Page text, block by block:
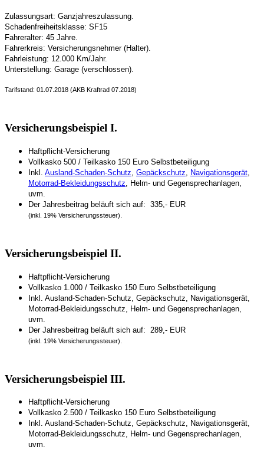
Zulassungsart: Ganzjahreszulassung.
Schadenfreiheitsklasse: SF15
Fahreralter: 45 Jahre.
Fahrerkreis: Versicherungsnehmer (Halter).
Fahrleistung: 12.000 Km/Jahr.
Unterstellung: Garage (verschlossen).
Tarifstand: 01.07.2018 (AKB Kraftrad 07.2018)
Versicherungsbeispiel I.
Haftpflicht-Versicherung
Vollkasko 500 / Teilkasko 150 Euro Selbstbeteiligung
Inkl. Ausland-Schaden-Schutz Gepäckschutz Navigationsgerät
Motorrad-Bekleidungsschutz , Helm- und Gegensprechanlagen,
uvm.
Der Jahresbeitrag beläuft sich auf: 335,- EUR
(inkl. 19% Versicherungssteuer).
Versicherungsbeispiel II.
Haftpflicht-Versicherung
Vollkasko 1.000 / Teilkasko 150 Euro Selbstbeteiligung
Inkl. Ausland-Schaden-Schutz, Gepäckschutz, Navigationsgerät,
Motorrad-Bekleidungsschutz, Helm- und Gegensprechanlagen,
uvm.
Der Jahresbeitrag beläuft sich auf: 289,- EUR
(inkl. 19% Versicherungssteuer).
Versicherungsbeispiel III.
Haftpflicht-Versicherung
Vollkasko 2.500 / Teilkasko 150 Euro Selbstbeteiligung
Inkl. Ausland-Schaden-Schutz, Gepäckschutz, Navigationsgerät,
Motorrad-Bekleidungsschutz, Helm- und Gegensprechanlagen,
uvm.